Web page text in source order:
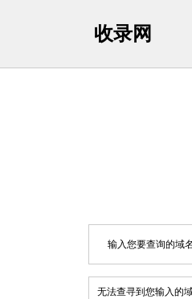
收录网
输入您要查询的域
无法查寻到您输入的